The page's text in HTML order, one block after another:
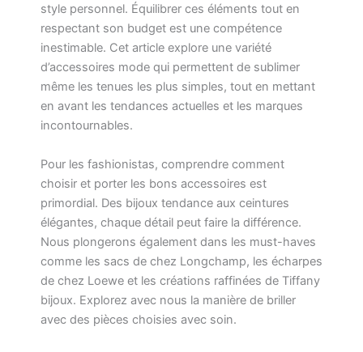
style personnel. Équilibrer ces éléments tout en
respectant son budget est une compétence
inestimable. Cet article explore une variété
d’accessoires mode qui permettent de sublimer
même les tenues les plus simples, tout en mettant
en avant les tendances actuelles et les marques
incontournables.
Pour les fashionistas, comprendre comment
choisir et porter les bons accessoires est
primordial. Des bijoux tendance aux ceintures
élégantes, chaque détail peut faire la différence.
Nous plongerons également dans les must-haves
comme les sacs de chez Longchamp, les écharpes
de chez Loewe et les créations raffinées de Tiffany
bijoux. Explorez avec nous la manière de briller
avec des pièces choisies avec soin.